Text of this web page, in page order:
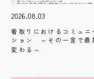
2026.08.03
看取りにおけるコミュニ
ション ～その一言で最
変わる～